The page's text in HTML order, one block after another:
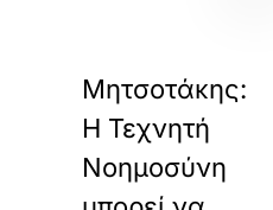
Μητσοτάκης:
Η Τεχνητή
Νοημοσύνη